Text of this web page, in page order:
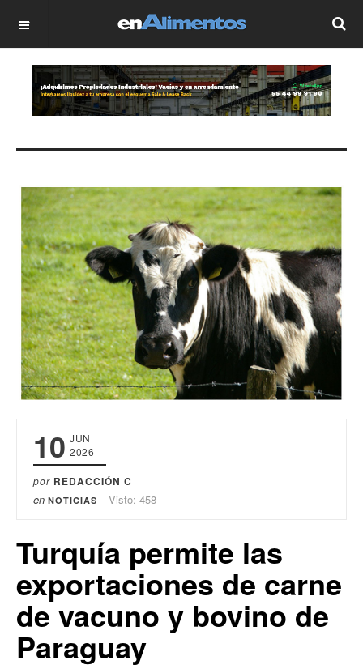
OFF CANVAS
10 JUN
2026
por REDACCIÓN C
en NOTICIAS Visto: 458
Turquía permite las
exportaciones de carne
de vacuno y bovino de
Paraguay